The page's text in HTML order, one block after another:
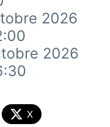
2026
2026
X